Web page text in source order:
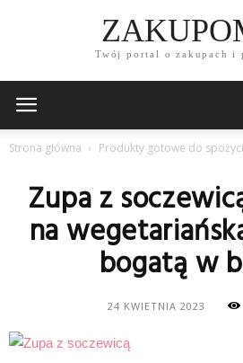
Twój portal o zakupach i
Strona główna Produkty gotowe do
Zupa z
na
bogatą w
24 KWIETNIA 2023